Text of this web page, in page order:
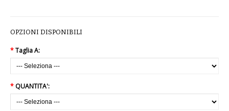
GONNE
PANTALONI
OPZIONI DISPONIBILI
*Taglia A:
* QUANTITA':